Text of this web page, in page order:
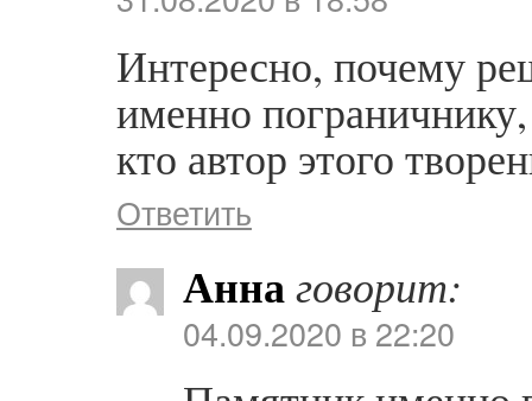
Интересно, почему
именно
кто автор этого
Ответить
Аннаговорит:
04.09.2020 в 22:20